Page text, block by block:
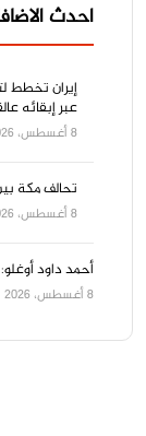
احدث
إيران تخطط
عبر إبقائه
8 أغسطس، 2026
تحالف مكة
8 أغسطس، 2026
أحمد داود
8 أغسطس، 2026